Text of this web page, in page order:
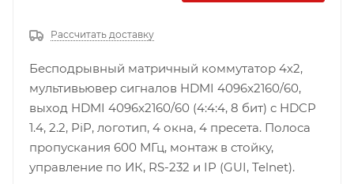
Рассчитать доставку
Бесподрывный матричный коммутатор 4х2,
мультивьювер сигналов HDMI 4096x2160/60,
выход HDMI 4096x2160/60 (4:4:4, 8 бит) c HDCP
1.4, 2.2, PiP, логотип, 4 окна, 4 пресета. Полоса
пропускания 600 МГц, монтаж в стойку,
управление по ИК, RS-232 и IP (GUI, Telnet).